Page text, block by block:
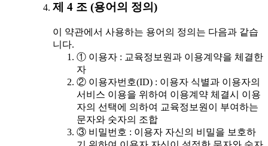
제 4 조 (용어의 정의)
이 약관에서 사용하는 용어의 정의는 다음과 같습
니다.
① 이용자 : 교육정보원과 이용계약을 체결한
자
② 이용자번호(ID) : 이용자 식별과 이용자의
서비스 이용을 위하여 이용계약 체결시 이용
자의 선택에 의하여 교육정보원이 부여하는
문자와 숫자의 조합
③ 비밀번호 : 이용자 자신의 비밀을 보호하